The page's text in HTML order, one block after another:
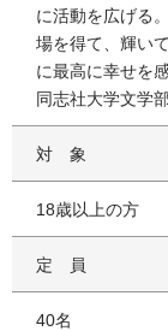
に活動を広げる
場を得て、輝い
に最高に幸せを
同志社大学文学部
対象
18歳以上の方
定員
40名